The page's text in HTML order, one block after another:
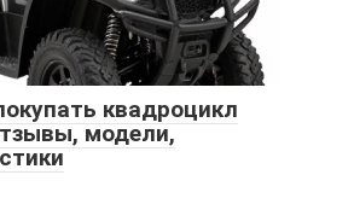
квадроцикл
модели,